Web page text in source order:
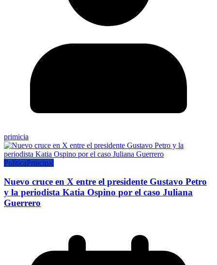
primicia
PolíticaPrincipal
Nuevo cruce en X entre el presidente Gustavo Petro
y la periodista Katia Ospino por el caso Juliana
Guerrero